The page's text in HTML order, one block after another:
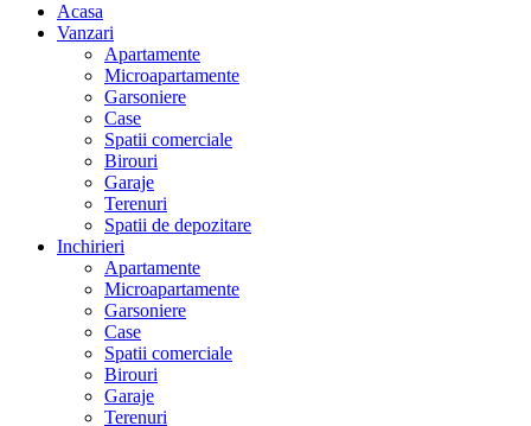
Acasa
Vanzari
Apartamente
Microapartamente
Garsoniere
Case
Spatii comerciale
Birouri
Garaje
Terenuri
Spatii de depozitare
Inchirieri
Apartamente
Microapartamente
Garsoniere
Case
Spatii comerciale
Birouri
Garaje
Terenuri